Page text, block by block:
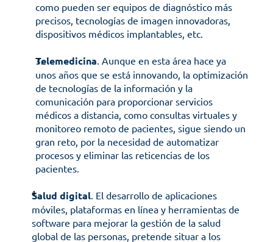
como pueden ser equipos de diagnóstico más
precisos, tecnologías de imagen innovadoras,
dispositivos médicos implantables, etc.
Telemedicina. Aunque en esta área hace ya
unos años que se está innovando, la optimización
de tecnologías de la información y la
comunicación para proporcionar servicios
médicos a distancia, como consultas virtuales y
monitoreo remoto de pacientes, sigue siendo un
gran reto, por la necesidad de automatizar
procesos y eliminar las reticencias de los
pacientes.
Salud digital. El desarrollo de aplicaciones
móviles, plataformas en línea y herramientas de
software para mejorar la gestión de la salud
global de las personas, pretende situar a los